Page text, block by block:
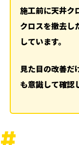
クロス新規取
いに整えました
クロス新規取
関連記事
ランキング
新着工事
施工前に天井ク
クロスを撤去し
しています。
見た目の改善だ
も意識して確認